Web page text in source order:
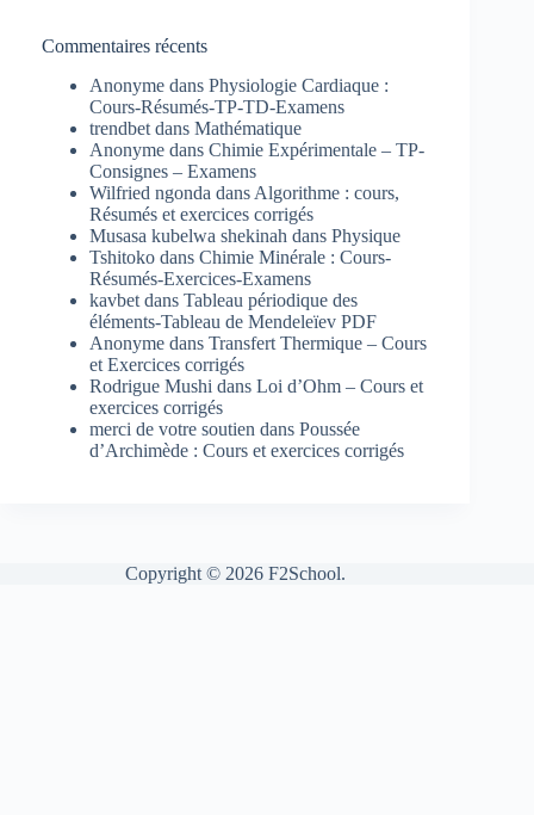
Commentaires récents
Anonyme dans Physiologie Cardiaque :
Cours-Résumés-TP-TD-Examens
trendbet dans Mathématique
Anonyme dans Chimie Expérimentale – TP-
Consignes – Examens
Wilfried ngonda dans Algorithme : cours,
Résumés et exercices corrigés
Musasa kubelwa shekinah dans Physique
Tshitoko dans Chimie Minérale : Cours-
Résumés-Exercices-Examens
kavbet dans Tableau périodique des
éléments-Tableau de Mendeleïev PDF
Anonyme dans Transfert Thermique – Cours
et Exercices corrigés
Rodrigue Mushi dans Loi d’Ohm – Cours et
exercices corrigés
merci de votre soutien dans Poussée
d’Archimède : Cours et exercices corrigés
Copyright © 2026 F2School.